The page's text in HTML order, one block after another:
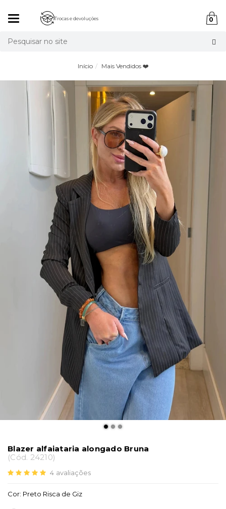
Mudar
Trocas e devoluções 0
Início Mais Vendidos ❤️
Blazer alfaiataria alongado Bruna
(Cód. 24210)
4 avaliações
Cor: Preto Risca de Giz